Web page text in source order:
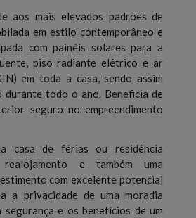
aos mais elevados padrões de
em estilo contemporâneo e
com painéis solares para a
piso radiante elétrico e ar
em toda a casa, sendo assim
durante todo o ano. Beneficia de
seguro no empreendimento
casa de férias ou residência
e também uma
com excelente potencial
a privacidade de uma moradia
segurança e os benefícios de um